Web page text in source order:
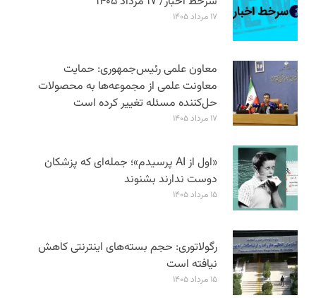
۱۷ مرداد ۱۴۰۵
معاون علمی رئیس‌جمهوری: حمایت
معاونت علمی از مجموعه‌ها به محصولات
حل‌کننده مسئله تغییر کرده است
۱۷ مرداد ۱۴۰۵
«اول از AI پرسیدم»؛ جمله‌ای که پزشکان
دوست ندارند بشنوند
۱۵ مرداد ۱۴۰۵
رگولاتوری: حجم بسته‌های اینترنتی کاهش
نیافته است
۱۵ مرداد ۱۴۰۵